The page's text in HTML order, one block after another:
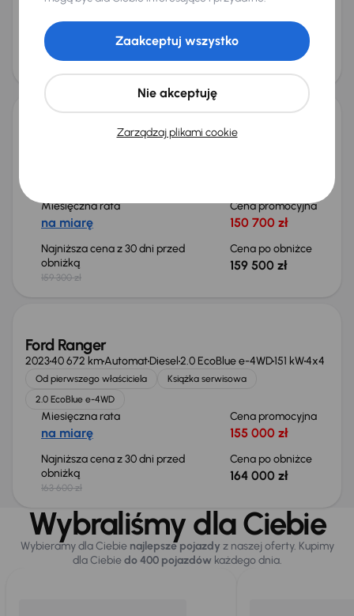
Najniższa cena z 30 dni przed
obniżką
Cena po obniżce
Możliwość odliczenia VAT
Miesięczna rata
na miarę
Cena promocyjna
150 700 zł
Najniższa cena z 30 dni przed
obniżką
159 300 zł
Cena po obniżce
159 500 zł
Świeżo skupione
Ford Ranger
202340 672 kmAutomatDiesel2.0 EcoBlue e-4WD151 kW4x4
Od pierwszego właściciela
Książka serwisowa
2.0 EcoBlue e-4WD
Miesięczna rata
na miarę
Cena promocyjna
155 000 zł
Najniższa cena z 30 dni przed
obniżką
163 600 zł
Cena po obniżce
164 000 zł
Wybraliśmy dla Ciebie
Wybieramy dla Ciebie najlepsze pojazdy z naszej oferty. Kupimy
dla Ciebiedo 400 pojazdówkażdego dnia.
Zarządzaj plikami cookie
Nie akceptuję
Zaakceptuj wszystko